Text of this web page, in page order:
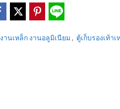
งานเหล็ก งานอลูมิเนียม , ตู้เก็บรองเท้าเ